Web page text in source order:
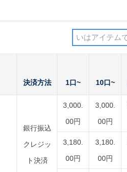
決済方法 1口~ 10口~
銀行振込
クレジッ
ト決済
3,000.
00円
3,000.
00円
3,180.
00円
3,180.
00円